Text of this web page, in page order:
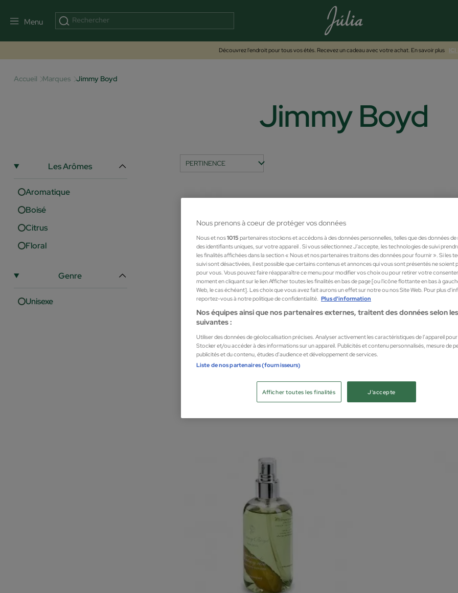
Menu
Découvrez l'endroit pour tous vos étés. Recevez un cadeau avec votre achat. En savoir plus ICI
Accueil Marques Jimmy Boyd
Jimmy Boyd
Les Arômes
Aromatique
Boisé
Citrus
Floral
Genre
Unisexe
Jimmy Boyd
Nous prenons à coeur de protéger vos données
Nous et nos1015 partenaires stockons et accédons à des données personnelles, telles que des données
des identifiants uniques, sur votre appareil . Si vous sélectionnez J'accepte, les technologies de suivi
les finalités affichées dans la section « Nous et nos partenaires traitons des données pour fournir ». Si les
suivi sont désactivées, il est possible que certains contenus et annonces qui vous sont présentés ne soient
pour vous. Vous pouvez faire réapparaître ce menu pour modifier vos choix ou pour retirer votre
moment en cliquant sur le lien Afficher toutes les finalités en bas de page [ou l'icône flottante en bas à
Web, le cas échéant]. Les choix que vous avez fait aurons un effet sur notre ou nos Site Web. Pour plus
reportez-vous à notre politique de confidentialité. Plus d'information
Nos équipes ainsi que nos partenaires externes, traitent des données selon
suivantes :
Utiliser des données de géolocalisation précises. Analyser activement les caractéristiques de l’appareil pour
Stocker et/ou accéder à des informations sur un appareil. Publicités et contenu personnalisés, mesure de
publicités et du contenu, études d’audience et développement de services.
Liste de nos partenaires (fournisseurs)
J'accepte
Afficher toutes les finalités